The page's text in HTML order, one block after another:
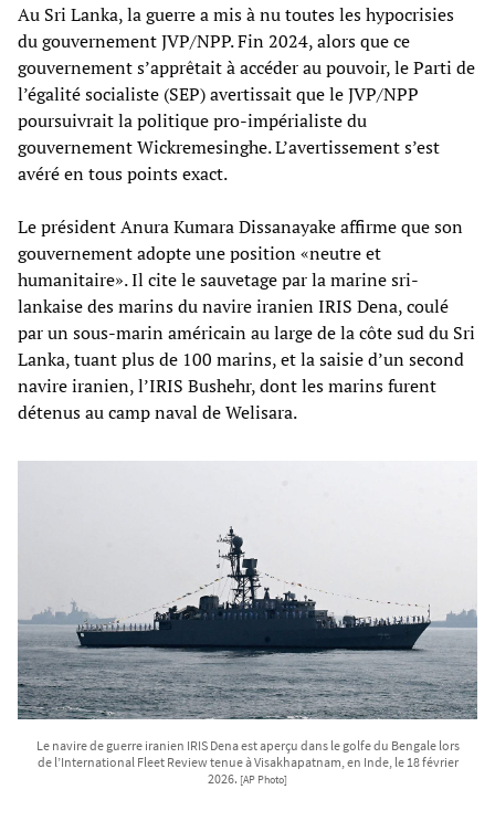
Au Sri Lanka, la guerre a mis à nu toutes les hypocrisies
du gouvernement JVP/NPP. Fin 2024, alors que ce
gouvernement s’apprêtait à accéder au pouvoir, le Parti de
l’égalité socialiste (SEP) avertissait que le JVP/NPP
poursuivrait la politique pro-impérialiste du
gouvernement Wickremesinghe. L’avertissement s’est
avéré en tous points exact.
Le président Anura Kumara Dissanayake affirme que son
gouvernement adopte une position «neutre et
humanitaire». Il cite le sauvetage par la marine sri-
lankaise des marins du navire iranien IRIS Dena, coulé
par un sous-marin américain au large de la côte sud du Sri
Lanka, tuant plus de 100 marins, et la saisie d’un second
navire iranien, l’IRIS Bushehr, dont les marins furent
détenus au camp naval de Welisara.
Le navire de guerre iranien IRIS Dena est aperçu dans le golfe du Bengale lors
de l’International Fleet Review tenue à Visakhapatnam, en Inde, le 18 février
2026. [AP Photo]